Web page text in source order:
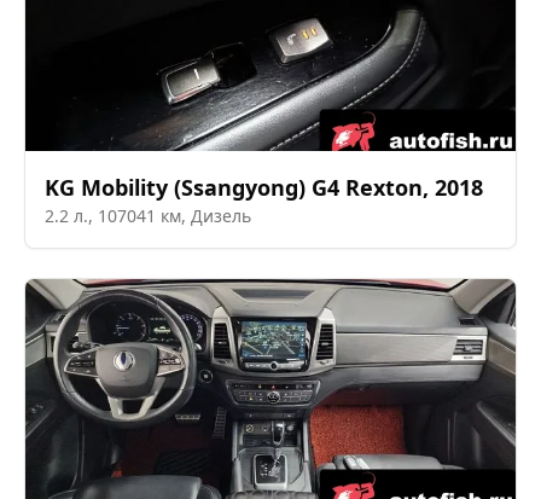
KG Mobility (Ssangyong) G4 Rexton, 2018
2.2 л., 107041 км, Дизель